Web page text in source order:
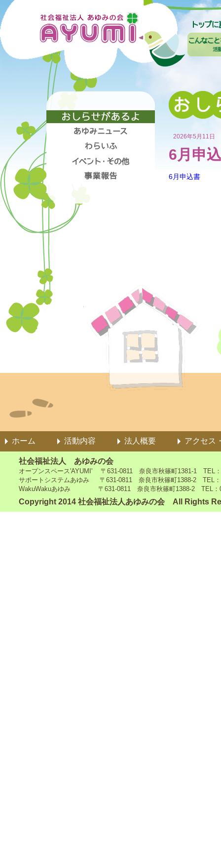
2026年5月11日
6月申
6月申込書
ホーム 活動内容 法人概要 アクセス
社会福祉法人 あゆみの会
オープンスペース'AYUMI' 〒631-0811 奈良市秋篠町1381-1 TEL
サポートシステムあゆみ 〒631-0811 奈良市秋篠町1388-2 TEL：
WakuWakuあゆみ 〒631-0811 奈良市秋篠町1388-2 TEL：
Copyright 2014 社会福祉法人あゆみの会 All Rights